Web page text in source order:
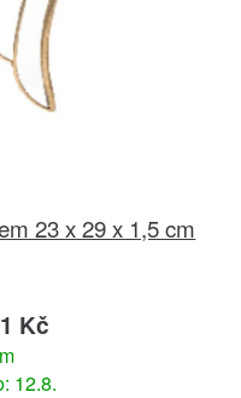
23 x 29 x 1,5 cm
Kč
12.8.